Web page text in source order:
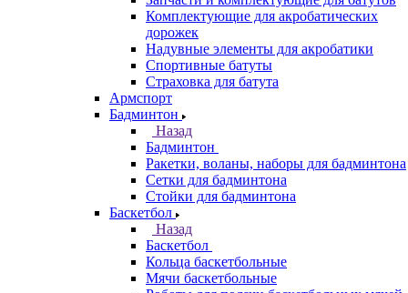
Комплектующие для акробатических
дорожек
Надувные элементы для акробатики
Спортивные батуты
Страховка для батута
Армспорт
Бадминтон
Назад
Бадминтон
Ракетки, воланы, наборы для бадминтона
Сетки для бадминтона
Стойки для бадминтона
Баскетбол
Назад
Баскетбол
Кольца баскетбольные
Мячи баскетбольные